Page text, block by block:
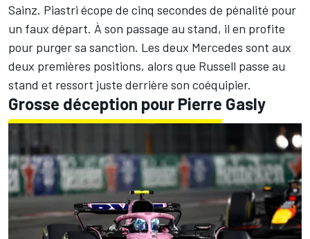
Sainz. Piastri écope de cinq secondes de pénalité pour
un faux départ. À son passage au stand, il en profite
pour purger sa sanction. Les deux Mercedes sont aux
deux premières positions, alors que Russell passe au
stand et ressort juste derrière son coéquipier.
Grosse déception pour Pierre Gasly